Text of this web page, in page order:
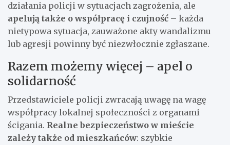
działania policji w sytuacjach zagrożenia, ale
apelują także o współpracę i czujność – każda
nietypowa sytuacja, zauważone akty wandalizmu
lub agresji powinny być niezwłocznie zgłaszane.
Razem możemy więcej – apel o
solidarność
Przedstawiciele policji zwracają uwagę na wagę
współpracy lokalnej społeczności z organami
ścigania. Realne bezpieczeństwo w mieście
zależy także od mieszkańców: szybkie